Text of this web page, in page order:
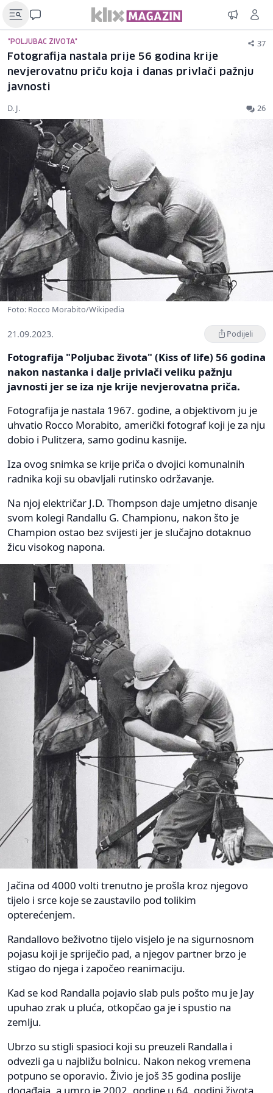
"POLJUBAC ŽIVOTA" 37
Fotografija nastala prije 56 godina krije
nevjerovatnu priču koja i danas privlači pažnju
javnosti
D. J. 26
Foto: Rocco Morabito/Wikipedia
21.09.2023. Podijeli
Fotografija "Poljubac života" (Kiss of life) 56 godina
nakon nastanka i dalje privlači veliku pažnju
javnosti jer se iza nje krije nevjerovatna priča.
Fotografija je nastala 1967. godine, a objektivom ju je
uhvatio Rocco Morabito, američki fotograf koji je za nju
dobio i Pulitzera, samo godinu kasnije.
Iza ovog snimka se krije priča o dvojici komunalnih
radnika koji su obavljali rutinsko održavanje.
Na njoj električar J.D. Thompson daje umjetno disanje
svom kolegi Randallu G. Championu, nakon što je
Champion ostao bez svijesti jer je slučajno dotaknuo
žicu visokog napona.
Jačina od 4000 volti trenutno je prošla kroz njegovo
tijelo i srce koje se zaustavilo pod tolikim
opterećenjem.
Randallovo beživotno tijelo visjelo je na sigurnosnom
pojasu koji je spriječio pad, a njegov partner brzo je
stigao do njega i započeo reanimaciju.
Kad se kod Randalla pojavio slab puls pošto mu je Jay
upuhao zrak u pluća, otkopčao ga je i spustio na
zemlju.
Ubrzo su stigli spasioci koji su preuzeli Randalla i
odvezli ga u najbližu bolnicu. Nakon nekog vremena
potpuno se oporavio. Živio je još 35 godina poslije
događaja, a umro je 2002. godine u 64. godini života.